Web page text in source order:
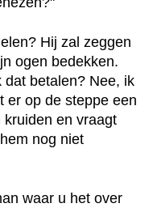
Hij zal zeggen
ogen bedekken.
dat betalen? Nee, ik
er op de steppe een
en vraagt
nog niet
waar u het over